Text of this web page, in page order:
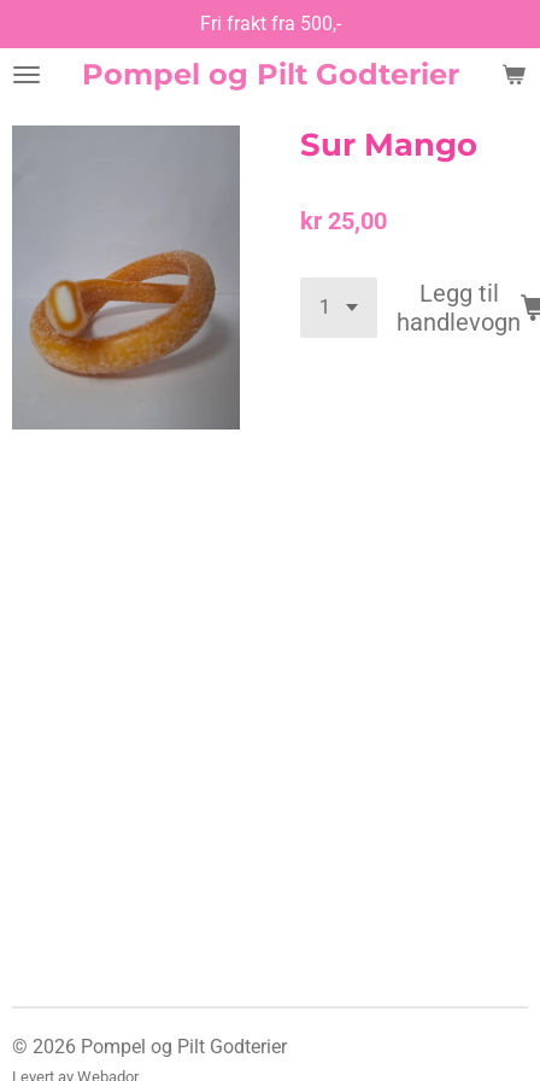
til
hovedinnholdPompel og Pilt Godterier
Fri frakt fra 500,-
Sur Mango
kr 25,00
Legg til
handlevogn
© 2026 Pompel og Pilt Godterier
Levert av Webador